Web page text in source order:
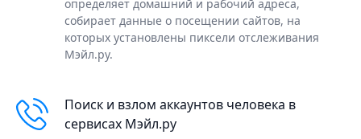
определяет домашний и рабочий адреса,
собирает данные о посещении сайтов, на
которых установлены пиксели отслеживания
Мэйл.ру.
Поиск и взлом аккаунтов человека в
сервисах Мэйл.ру